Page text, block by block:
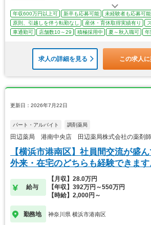
年収600万円以上可 新卒も応募可能
未経験者も応募可能
原則、引越しを伴う転勤なし
産休・育休取得実績有り
車通勤可
店舗数10～29 積極採用中 夏～秋入職可 年
求人の詳細を見る この求人
更新日：2026年7月22日
パート・アルバイト 調剤薬局
田辺薬局 港南中央店 田辺薬局株式会社の薬剤
【横浜市港南区】社員間交流が盛
外来・在宅のどちらも経験できます
給与
【月収】28.0万円
【年収】392万円～550万円
【時給】2,000円～
勤務地 神奈川県 横浜市港南区